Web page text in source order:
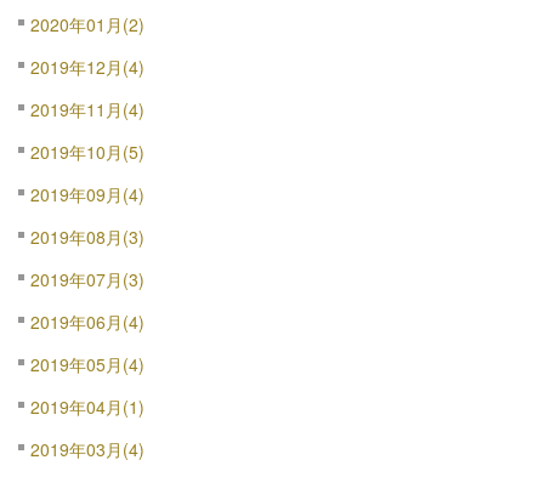
2020年01月(2)
2019年12月(4)
2019年11月(4)
2019年10月(5)
2019年09月(4)
2019年08月(3)
2019年07月(3)
2019年06月(4)
2019年05月(4)
2019年04月(1)
2019年03月(4)